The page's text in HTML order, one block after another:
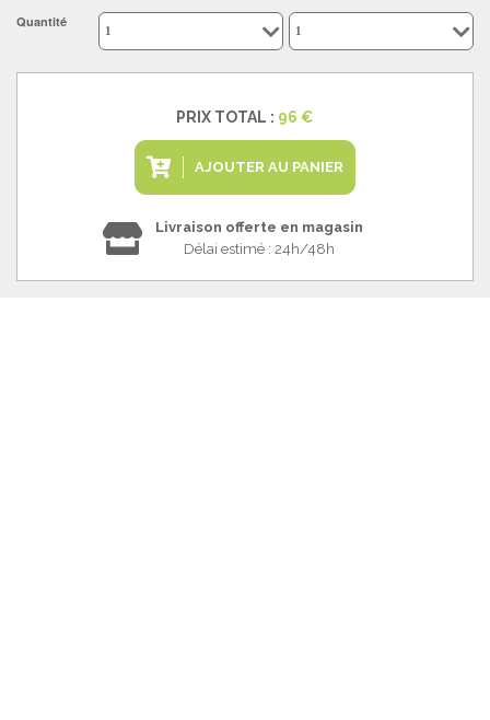
Quantité
PRIX TOTAL : 96 €
AJOUTER AU PANIER
Livraison offerte en magasin
Délai estimé : 24h/48h